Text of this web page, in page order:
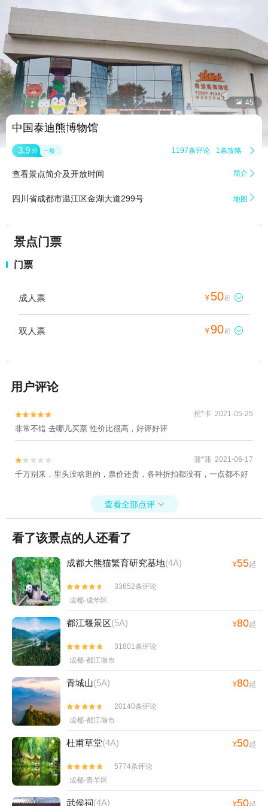
 45
中国泰迪熊博物馆
3.9 分 一般 1197条评论 1条攻略 
查看景点简介及开放时间 简介 
四川省成都市温江区金湖大道299号 地图 
景点门票
门票
成人票 ¥ 50起 
双人票 ¥ 90起 
用户评论

 挖*卡 2021-05-25
非常不错 去哪儿买票 性价比很高，好评好评

 蒲*蒲 2021-06-17
千万别来，里头没啥逛的，票价还贵，各种折扣都没有，一点都不好
查看全部点评 
看了该景点的人还看了
成都大熊猫繁育研究基地(4A) ¥55起


33652条评论
成都·成华区
都江堰景区(5A) ¥80起


31801条评论
成都·都江堰市
青城山(5A) ¥80起


20140条评论
成都·都江堰市
杜甫草堂(4A) ¥50起


5774条评论
成都·青羊区
武侯祠(4A) 50
